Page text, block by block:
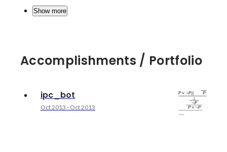
Show more
Accomplishments / Portfolio
ipc_bot
Oct 2013 - Oct 2013